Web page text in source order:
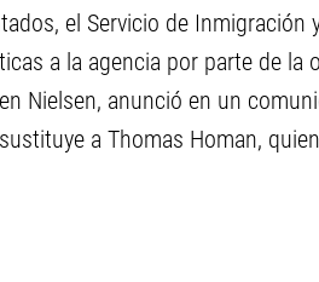
el Servicio de Inmigración
a la agencia por parte de la
Nielsen, anunció en un
a Thomas Homan,